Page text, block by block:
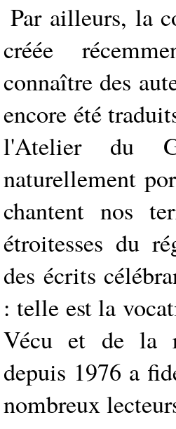
Par ailleurs, la
créée
connaître des
encore été
l'Atelier du
naturellement
chantent nos
étroitesses du
des écrits
: telle est la
Vécu et de la
depuis 1976 a
nombreux